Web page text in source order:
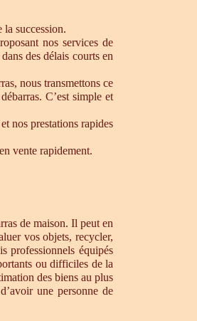
la succession.
nos services de
des délais courts en
nous transmettons ce
C’est simple et
nos prestations rapides
vente rapidement.
de maison. Il peut en
vos objets, recycler,
professionnels équipés
ou difficiles de la
des biens au plus
une personne de